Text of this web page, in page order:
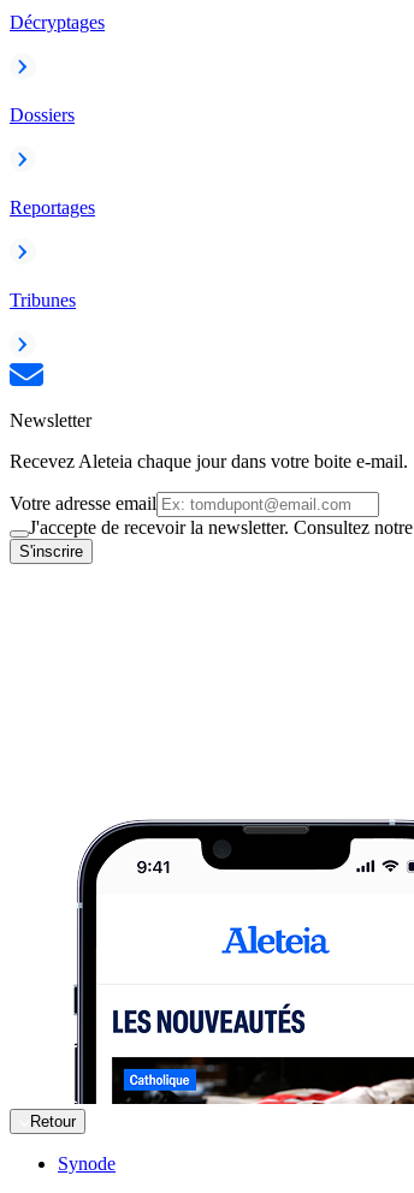
Décryptages
Dossiers
Reportages
Tribunes
Newsletter
Recevez Aleteia chaque jour dans votre boite e-mail.
Votre adresse email
J'accepte de recevoir la newsletter. Consultez notre
S'inscrire
Retour
Synode